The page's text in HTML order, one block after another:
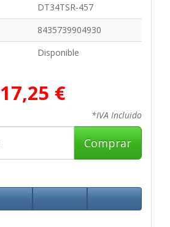
DT34TSR-457
8435739904930
Disponible
17,25 €
*IVA Incluido
Comprar